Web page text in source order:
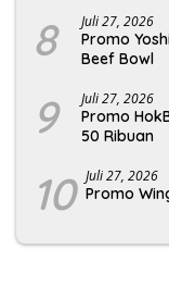
8 Juli 27, 2026
Promo
Beef Bowl
9 Juli 27, 2026
Promo
50 Ribuan
10 Juli 27, 2026
Promo